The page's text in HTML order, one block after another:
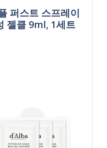
퍼스트 스프레이
젤클 9ml, 1세트